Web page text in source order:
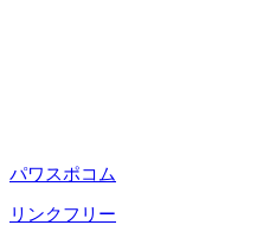
パワスポコム
リンクフリー